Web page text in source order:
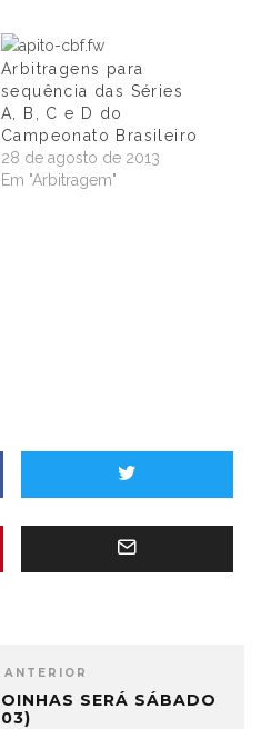
Arbitragens para
sequência das Séries
A, B, C e D do
Campeonato Brasileiro
28 de agosto de 2013
Em "Arbitragem"
SERÁ SÁBADO